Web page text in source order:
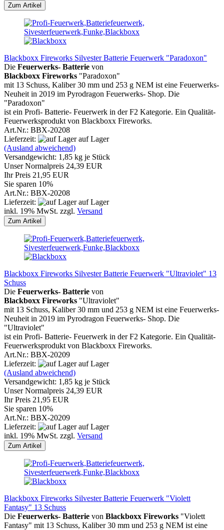
Zum Artikel
Blackboxx Fireworks Silvester Batterie Feuerwerk "Paradoxon"
Die Feuerwerks- Batterie von
Blackboxx Fireworks "Paradoxon"
mit 13 Schuss, Kaliber 30 mm und 253 g NEM ist eine Feuerwerks-
Neuheit in 2019 im Pyrodragon Feuerwerks- Shop. Die
"Paradoxon"
ist ein Profi- Batterie- Feuerwerk in der F2 ​Kategorie. Ein Qualität-
Feuerwerksprodukt von Blackboxx Fireworks.
Art.Nr.: BBX-20208
Lieferzeit:
auf Lager
(Ausland abweichend)
Versandgewicht: 1,85 kg je Stück
Unser Normalpreis 24,39 EUR
Ihr Preis 21,95 EUR
Sie sparen 10%
Art.Nr.: BBX-20208
Lieferzeit:
auf Lager
inkl. 19% MwSt. zzgl. Versand
Zum Artikel
Blackboxx Fireworks Silvester Batterie Feuerwerk "Ultraviolet" 13
Schuss
Die Feuerwerks- Batterie von
Blackboxx Fireworks "Ultraviolet"
mit 13 Schuss, Kaliber 30 mm und 253 g NEM ist eine Feuerwerks-
Neuheit in 2019 im Pyrodragon Feuerwerks- Shop. Die
"Ultraviolet"
ist ein Profi- Batterie- Feuerwerk in der F2 ​Kategorie. Ein Qualität-
Feuerwerksprodukt von Blackboxx Fireworks.
Art.Nr.: BBX-20209
Lieferzeit:
auf Lager
(Ausland abweichend)
Versandgewicht: 1,85 kg je Stück
Unser Normalpreis 24,39 EUR
Ihr Preis 21,95 EUR
Sie sparen 10%
Art.Nr.: BBX-20209
Lieferzeit:
auf Lager
inkl. 19% MwSt. zzgl. Versand
Zum Artikel
Blackboxx Fireworks Silvester Batterie Feuerwerk "Violett
Fantasy" 13 Schuss
Die Feuerwerks- Batterie von Blackboxx Fireworks "Violett
Fantasy" mit 13 Schuss, Kaliber 30 mm und 253 g NEM ist eine